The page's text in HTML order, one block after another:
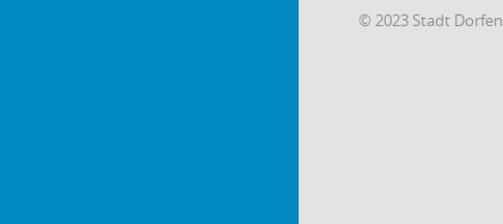
© 2023 Stadt Dorfen